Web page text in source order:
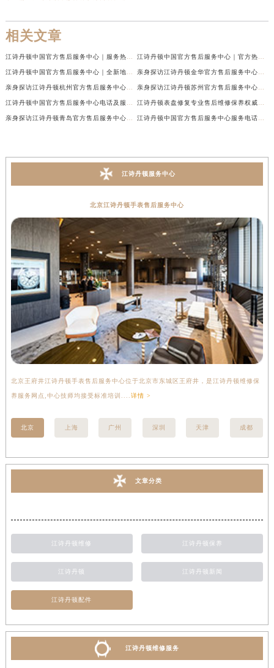
相关文章
江诗丹顿中国官方售后服务中心｜服务热线及全部维修地址权威信息通告（2026年7月最新） 江诗丹顿中国官方售后服务中心｜官方热线与门店地址权威信息声明（2026年7月最新）
江诗丹顿中国官方售后服务中心｜全新地址及售后电话权威信息通告（2026年7月最新） 亲身探访江诗丹顿金华官方售后服务中心｜全新地址电话（2026年7月最新）
亲身探访江诗丹顿杭州官方售后服务中心｜全部网点地址电话（2026年7月最新） 亲身探访江诗丹顿苏州官方售后服务中心｜完整地址与联系电话（2026年7月最新）
江诗丹顿中国官方售后服务中心电话及服务网点地址实地考察报告_多信源验证（2026年7月最新） 江诗丹顿表盘修复专业售后维修保养权威公示（2026年7月最新）
亲身探访江诗丹顿青岛官方售后服务中心｜全新服务热线及门店地址（2026年7月最新） 江诗丹顿中国官方售后服务中心服务电话及详细地址实地考察报告_多信源验证（2026年7月最新）
江诗丹顿服务中心
北京江诗丹顿手表售后服务中心
北京王府井江诗丹顿手表售后服务中心位于北京市东城区王府井，是江诗丹顿维修保
养服务网点,中心技师均接受标准培训....详情 >
北京 上海 广州 深圳 天津 成都
文章分类
江诗丹顿维修 江诗丹顿保养
江诗丹顿 江诗丹顿新闻
江诗丹顿配件
江诗丹顿维修服务